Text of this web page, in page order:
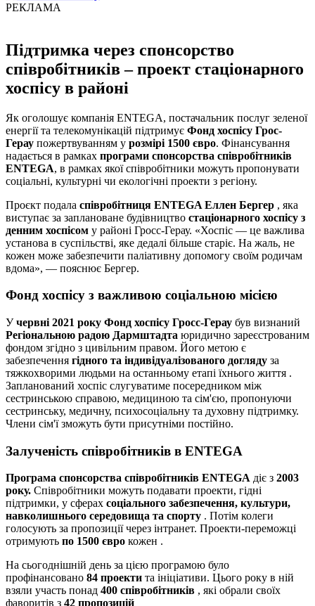
РЕКЛАМА
Підтримка через спонсорство
співробітників – проект стаціонарного
хоспісу в районі
Як оголошує компанія ENTEGA, постачальник послуг зеленої
енергії та телекомунікацій підтримує Фонд хоспісу Грос-
Герау пожертвуванням у розмірі 1500 євро. Фінансування
надається в рамках програми спонсорства співробітників
ENTEGA, в рамках якої співробітники можуть пропонувати
соціальні, культурні чи екологічні проекти з регіону.
Проєкт подала співробітниця ENTEGA Еллен Бергер , яка
виступає за заплановане будівництво стаціонарного хоспісу з
денним хоспісом у районі Гросс-Герау. «Хоспіс — це важлива
установа в суспільстві, яке дедалі більше старіє. На жаль, не
кожен може забезпечити паліативну допомогу своїм родичам
вдома», — пояснює Бергер.
Фонд хоспісу з важливою соціальною місією
Учервні 2021 року Фонд хоспісу Гросс-Герау був визнаний
Регіональною радою Дармштадта юридично зареєстрованим
фондом згідно з цивільним правом. Його метою є
забезпечення гідного та індивідуалізованого догляду за
тяжкохворими людьми на останньому етапі їхнього життя .
Запланований хоспіс слугуватиме посередником між
сестринською справою, медициною та сім'єю, пропонуючи
сестринську, медичну, психосоціальну та духовну підтримку.
Члени сім'ї зможуть бути присутніми постійно.
Залученість співробітників в ENTEGA
Програма спонсорства співробітників ENTEGA діє з 2003
року. Співробітники можуть подавати проекти, гідні
підтримки, у сферах соціального забезпечення, культури,
навколишнього середовища та спорту . Потім колеги
голосують за пропозиції через інтранет. Проекти-переможці
отримують по 1500 євро кожен .
На сьогоднішній день за цією програмою було
профінансовано 84 проекти та ініціативи. Цього року в ній
взяли участь понад 400 співробітників , які обрали своїх
фаворитів з 42 пропозицій